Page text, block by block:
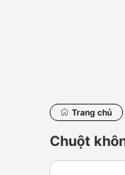
Trang chủ
Chuột